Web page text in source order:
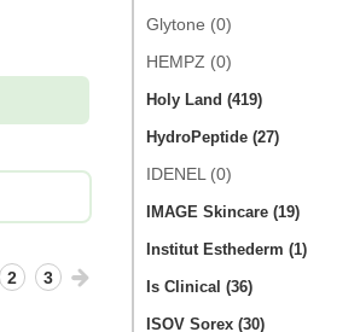
2 3
Glytone (0)
HEMPZ (0)
Holy Land (419)
HydroPeptide (27)
IDENEL (0)
IMAGE Skincare (19)
Institut Esthederm (1)
Is Clinical (36)
ISOV Sorex (30)